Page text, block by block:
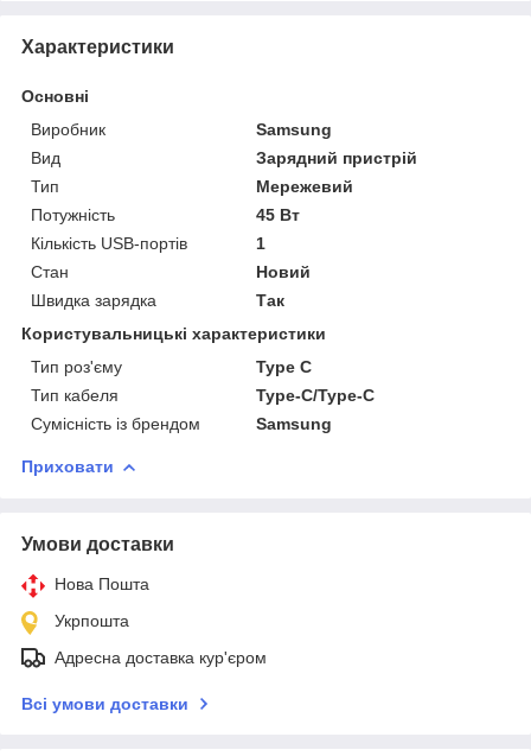
Характеристики
Основні
Виробник
Samsung
Вид
Зарядний пристрій
Тип
Мережевий
Потужність
45 Вт
Кількість USB-портів
1
Стан
Новий
Швидка зарядка
Так
Користувальницькі характеристики
Тип роз'єму
Type C
Тип кабеля
Type-C/Type-C
Сумісність із брендом
Samsung
Приховати
Умови доставки
Нова Пошта
Укрпошта
Адресна доставка кур'єром
Всі умови доставки